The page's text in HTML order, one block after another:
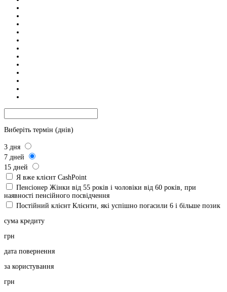
Виберіть термін (днів)
3 дня
7 дней
15 дней
Я вже клієнт CashPoint
Пенсіонер Жінки від 55 років і чоловіки від 60 років, при
наявності пенсійного посвідчення
Постійний клієнт Клієнти, які успішно погасили 6 і більше позик
сума кредиту
грн
дата повернення
за користування
грн